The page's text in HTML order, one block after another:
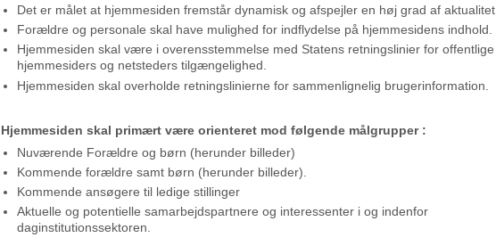
Det er målet at hjemmesiden fremstår dynamisk og afspejler en høj grad af aktualitet.
Forældre og personale skal have mulighed for indflydelse på hjemmesidens indhold.
Hjemmesiden skal være i overensstemmelse med Statens retningslinier for offentlige
hjemmesiders og netsteders tilgængelighed.
Hjemmesiden skal overholde retningslinierne for sammenlignelig brugerinformation.
Hjemmesiden skal primært være orienteret mod følgende målgrupper :
Nuværende Forældre og børn (herunder billeder)
Kommende forældre samt børn (herunder billeder).
Kommende ansøgere til ledige stillinger
Aktuelle og potentielle samarbejdspartnere og interessenter i og indenfor
daginstitutionssektoren.